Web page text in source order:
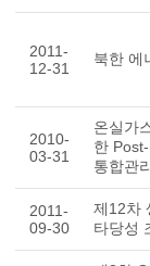
2011-
12-31
북한 에
2010-
03-31
온실가
한
통합관
2011-
09-30
제12차
타당성